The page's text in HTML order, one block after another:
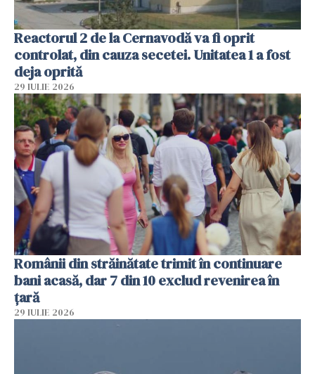
Reactorul 2 de la Cernavodă va fi oprit
controlat, din cauza secetei. Unitatea 1 a fost
deja oprită
29 IULIE 2026
Românii din străinătate trimit în continuare
bani acasă, dar 7 din 10 exclud revenirea în
țară
29 IULIE 2026